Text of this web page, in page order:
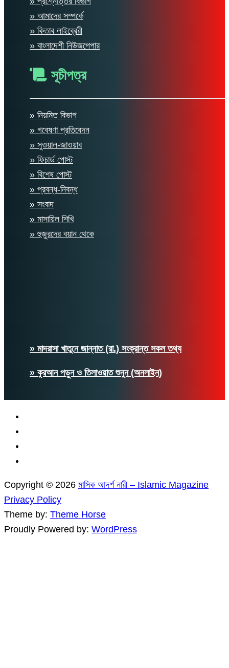
» আমাদের সম্পর্কে
» কিতাব লাইব্রেরী
» বাংলাদেশী নিউজপেপার
সূচীপত্র
» নিয়মিত বিভাগ
» গবেষণা প্রতিবেদন
» সুওয়াল-জাওয়াব
» ফিচার্ড পোস্ট
» বিশেষ পোস্ট
» প্রবন্ধ-নিবন্ধ
» সংবাদ
» মাসায়িল শিখি
» হুজুরদের বয়ান থেকে
» মাদরাসা খাতুনে জান্নাত (রা.) সংক্রান্ত সকল তথ্য
» কুরআন পড়ুন ও তিলাওয়াত শুনুন (অনলাইন)
Copyright © 2026 মাসিক আদর্শ নারী – Islamic Magazine
Privacy Policy
Theme by: Theme Horse
Proudly Powered by: WordPress